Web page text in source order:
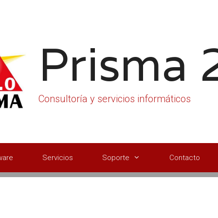
Prisma
Consultoría y servicios informáticos
Servicios Soporte Contacto